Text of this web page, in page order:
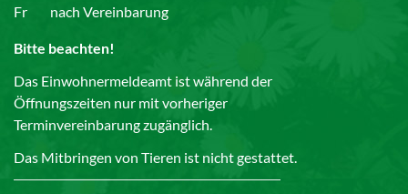
Fr
nach Vereinbarung
Bitte beachten!
Das Einwohnermeldeamt ist während der
Öffnungszeiten nur mit vorheriger
Terminvereinbarung zugänglich.
Das Mitbringen von Tieren ist nicht gestattet.